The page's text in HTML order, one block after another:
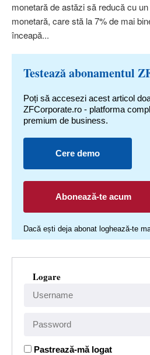
monetară de astăzi să reducă cu
monetară, care stă la 7% de mai
înceapă...
Testează abonamentul
Poți să accesezi acest articol
ZFCorporate.ro - platforma
premium de business.
Cere demo
Abonează-te acum
Dacă ești deja abonat loghează-te
Logare
Pastrează-mă logat